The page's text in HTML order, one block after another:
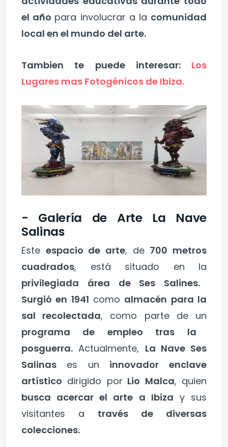
el año para involucrar a la comunidad
local en el mundo del arte.
Tambien te puede interesar: Los
Lugares mas Fotogénicos de Ibiza.
- Galería de Arte La Nave
Salinas
Este espacio de arte, de 700 metros
cuadrados, está situado en la
privilegiada área de Ses Salines.
Surgió en 1941 como almacén para la
sal recolectada, como parte de un
programa de empleo tras la
posguerra. Actualmente, La Nave Ses
Salinas es un innovador enclave
artístico dirigido por Lio Malca, quien
busca acercar el arte a Ibiza y sus
visitantes a través de diversas
colecciones.